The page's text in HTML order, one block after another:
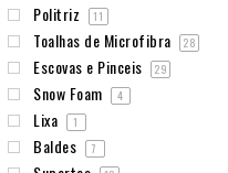
Politriz 11
Toalhas de Microfibra 28
Escovas e Pinceis 29
Snow Foam 4
Lixa 1
Baldes 7